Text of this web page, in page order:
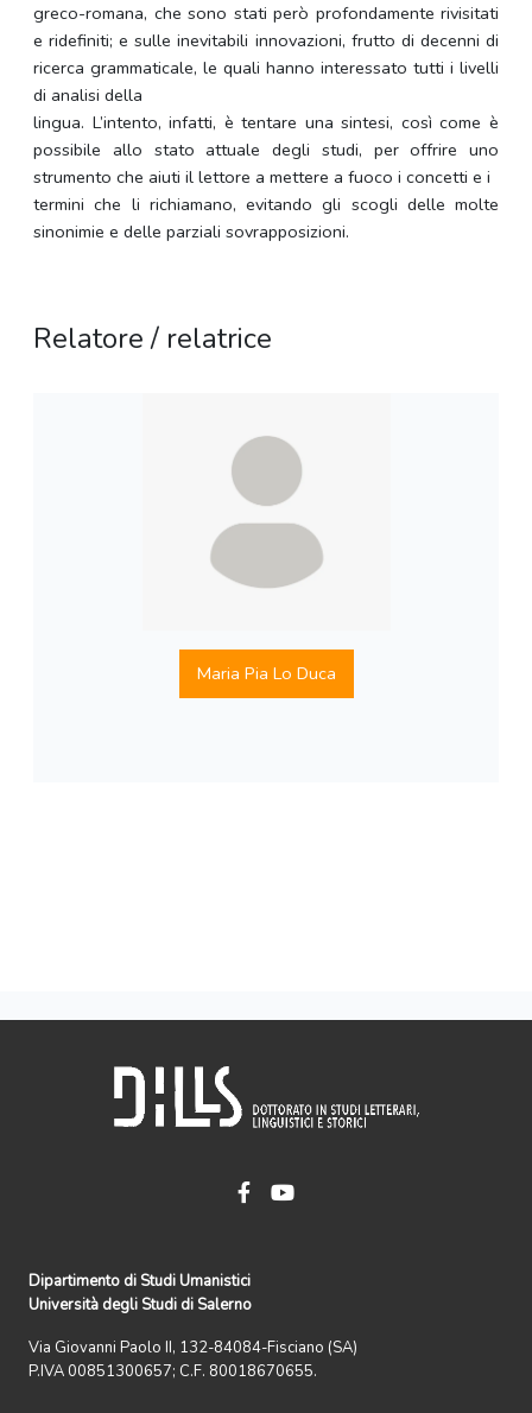
greco-romana, che sono stati però profondamente rivisitati
e ridefiniti; e sulle inevitabili innovazioni, frutto di decenni di
ricerca grammaticale, le quali hanno interessato tutti i livelli
di analisi della
lingua. L’intento, infatti, è tentare una sintesi, così come è
possibile allo stato attuale degli studi, per offrire uno
strumento che aiuti il lettore a mettere a fuoco i concetti e i
termini che li richiamano, evitando gli scogli delle molte
sinonimie e delle parziali sovrapposizioni.
Relatore / relatrice
Maria Pia Lo Duca
Dipartimento di Studi Umanistici
Università degli Studi di Salerno
Via Giovanni Paolo II, 132-84084-Fisciano (SA)
P.IVA 00851300657; C.F. 80018670655.